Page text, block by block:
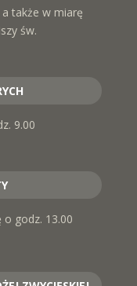
także w miarę
św.
9.00
o godz. 13.00